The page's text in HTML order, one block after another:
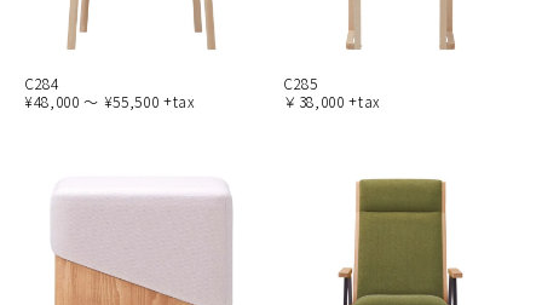
C284
¥48,000 ～ ¥55,500 +tax
C285
￥38,000 +tax